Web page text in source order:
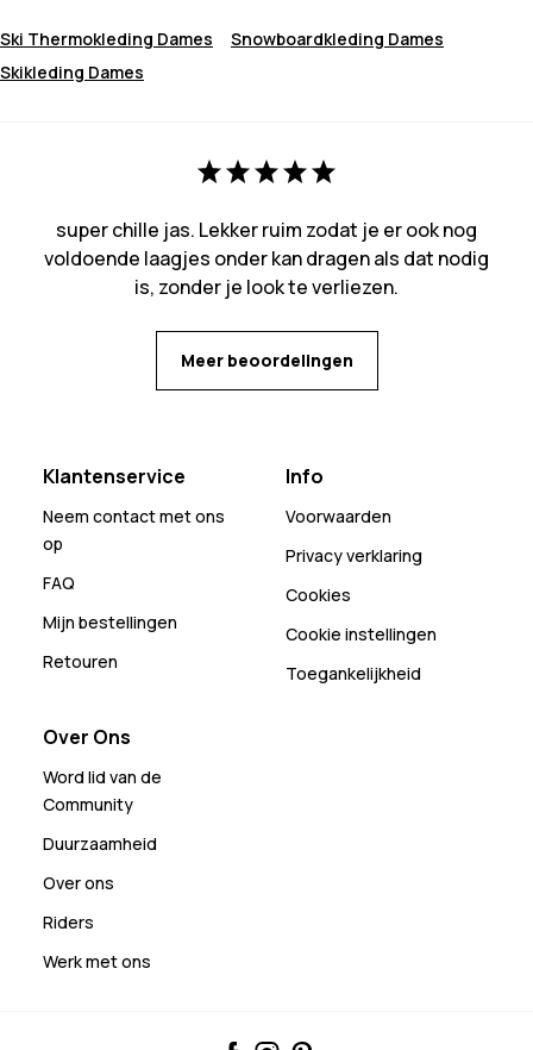
Ski Thermokleding Dames
Snowboardkleding Dames
Skikleding Dames
super chille jas. Lekker ruim zodat je er ook nog
voldoende laagjes onder kan dragen als dat nodig
is, zonder je look te verliezen.
Meer beoordelingen
Klantenservice
Neem contact met ons
op
FAQ
Mijn bestellingen
Retouren
Info
Voorwaarden
Privacy verklaring
Cookies
Cookie instellingen
Toegankelijkheid
Over Ons
Word lid van de
Community
Duurzaamheid
Over ons
Riders
Werk met ons